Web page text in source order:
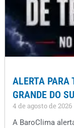
ALERTA PARA
GRANDE DO
4 de agosto de 2026
A BaroClima